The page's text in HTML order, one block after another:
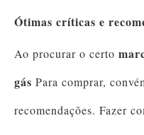
Ótimas críticas e
Ao procurar o certo
gás Para comprar,
recomendações. Fazer